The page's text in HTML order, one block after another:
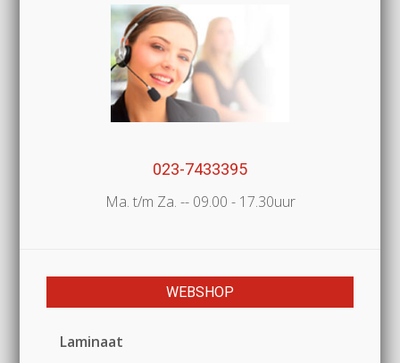
023-7433395
Ma. t/m Za. -- 09.00 - 17.30uur
WEBSHOP
Laminaat